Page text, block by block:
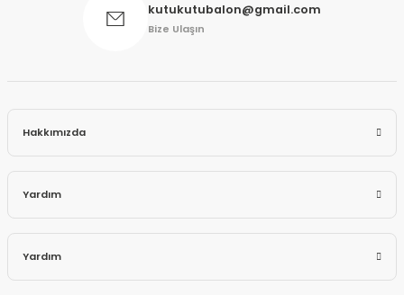
kutukutubalon@gmail.com
Bize Ulaşın
Hakkımızda
Yardım
Yardım